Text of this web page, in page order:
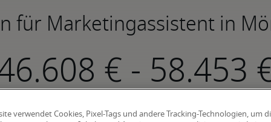
für Marketingassistent in
-
3% höher als der nationale Durchschnitt
verwendet Cookies, Pixel-Tags und andere Tracking-Technologien, um